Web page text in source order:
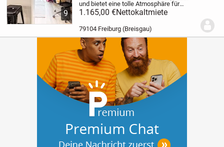
9
und bietet eine tolle Atmosphäre für
Studierende. Da hier ausschließlich
Studierende wohnen, lernt man schnell
neue Leute kennen und es finden
regelmäßig schöne...
1.165,00 €Nettokaltmiete
79104 Freiburg (Breisgau)